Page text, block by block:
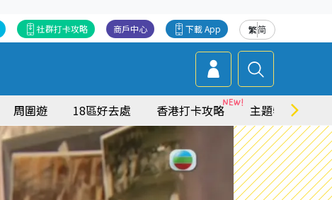
繁简
下載 App
商戶中心
社群打卡攻略
周圍遊 18區好去處 香港打卡攻略 主題特集